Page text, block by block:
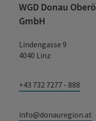
WGD Donau
GmbH
Lindengasse 9
4040 Linz
+43 732 7277 - 888
info@donauregion.at